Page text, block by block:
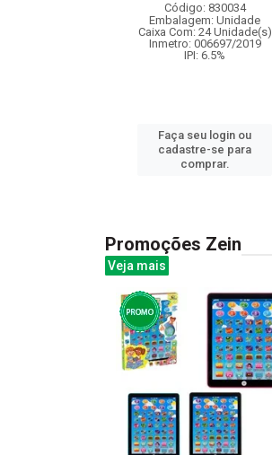
Código: 830034
Embalagem: Unidade
Caixa Com: 24 Unidade(s)
Inmetro: 006697/2019
IPI: 6.5%
Faça seu login ou
cadastre-se para
comprar.
Promoções Zein
Veja mais